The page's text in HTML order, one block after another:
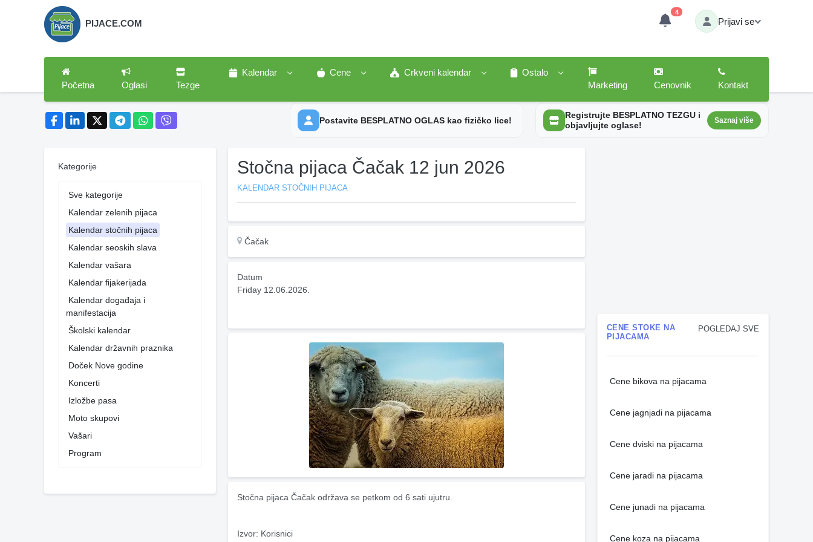
PIJACE.COM
4
Prijavi se
Početna Oglasi Tezge
Kalendar Cene Crkveni kalendar
Ostalo
Marketing
Cenovnik Kontakt
Postavite BESPLATNO OGLAS kao fizičko lice!
Registrujte BESPLATNO TEZGU i
objavljujte oglase!
Saznaj više
Kategorije
Sve kategorije
Kalendar zelenih pijaca
Kalendar stočnih pijaca
Kalendar seoskih slava
Kalendar vašara
Kalendar fijakerijada
Kalendar događaja i
manifestacija
Školski kalendar
Kalendar državnih praznika
Doček Nove godine
Koncerti
Izložbe pasa
Moto skupovi
Vašari
Program
Stočna pijaca Čačak 12 jun 2026
KALENDAR STOČNIH PIJACA
Čačak
Datum
Friday 12.06.2026.
Stočna pijaca Čačak održava se petkom od 6 sati ujutru.
Izvor: Korisnici
POGLEDAJ SVE
CENE STOKE NA
PIJACAMA
Cene bikova na pijacama
Cene jagnjadi na pijacama
Cene dviski na pijacama
Cene jaradi na pijacama
Cene junadi na pijacama
Cene koza na pijacama